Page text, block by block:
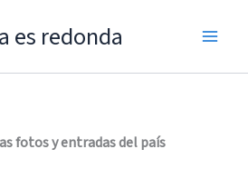
es redonda
fotos y entradas del país